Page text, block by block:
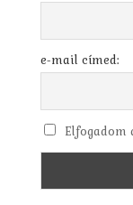
e-mail címed:
Elfogadom